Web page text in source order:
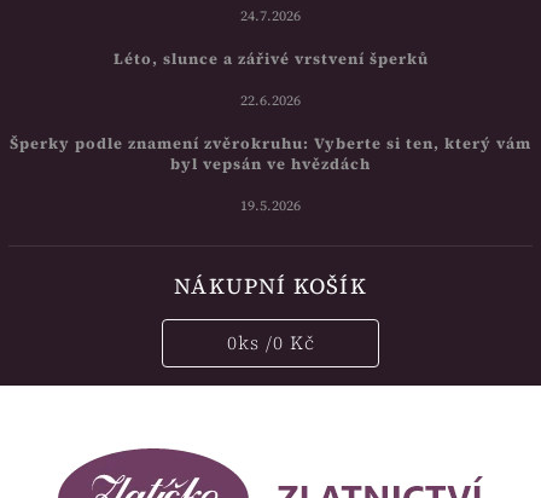
24.7.2026
Léto, slunce a zářivé vrstvení šperků
22.6.2026
Šperky podle znamení zvěrokruhu: Vyberte si ten, který vám
byl vepsán ve hvězdách
19.5.2026
NÁKUPNÍ KOŠÍK
0ks /0 Kč